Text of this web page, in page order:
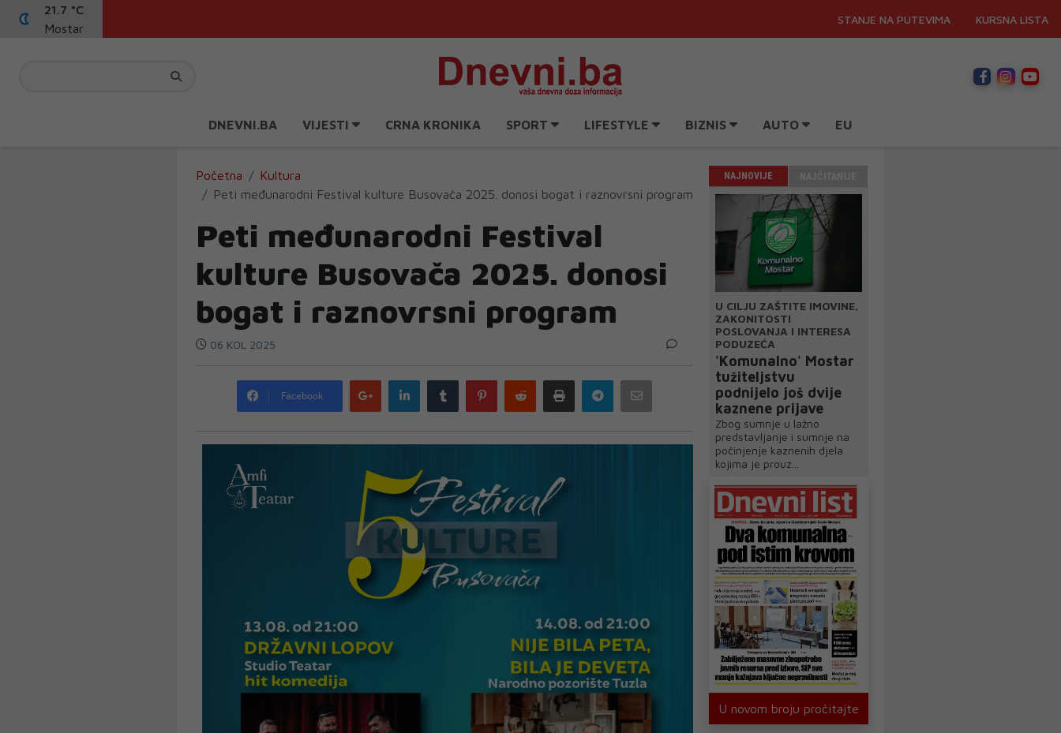
21.7 °C
Mostar
STANJE NA PUTEVIMA KURSNA LISTA
DNEVNI.BA VIJESTI CRNA KRONIKA SPORT LIFESTYLE BIZNIS AUTO EU
Početna
Kultura
Peti međunarodni Festival kulture Busovača 2025. donosi bogat i raznovrsni program
Peti međunarodni Festival
kulture Busovača 2025. donosi
bogat i raznovrsni program
06 KOL 2025
Facebook
Google
plus
LinkedIn Tumblr PinterestReddit Print Telegram
NAJNOVIJE
U CILJU ZAŠTITE IMOVINE,
ZAKONITOSTI
POSLOVANJA I INTERESA
PODUZEĆA
'Komunalno' Mostar
tužiteljstvu
podnijelo još dvije
kaznene prijave
Zbog sumnje u lažno
predstavljanje i sumnje na
počinjenje kaznenih djela
kojima je prouz...
U novom broju pročitajte